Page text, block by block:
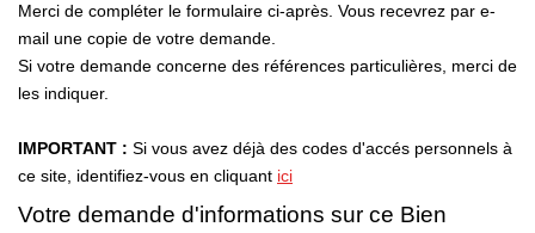
Notre Équipe
Nous Rejoindre
Merci de compléter le formulaire ci-après. Vous recevrez par e-
mail une copie de votre demande.
Si votre demande concerne des références particulières, merci de
les indiquer.
IMPORTANT : Si vous avez déjà des codes d'accés personnels à
ce site, identifiez-vous en cliquant ici
Votre demande d'informations sur ce Bien